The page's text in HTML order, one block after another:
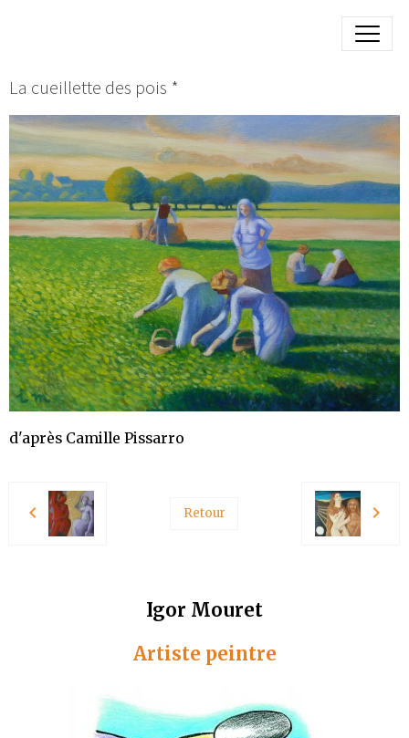
La cueillette des pois *
d'après Camille Pissarro
Retour
Igor Mouret
Artiste peintre